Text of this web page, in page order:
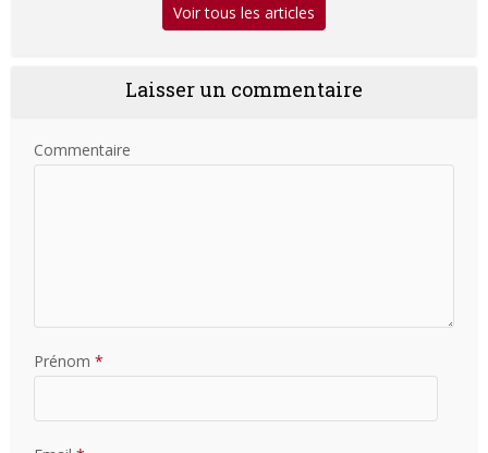
Voir tous les articles
Laisser un commentaire
Commentaire
Prénom *